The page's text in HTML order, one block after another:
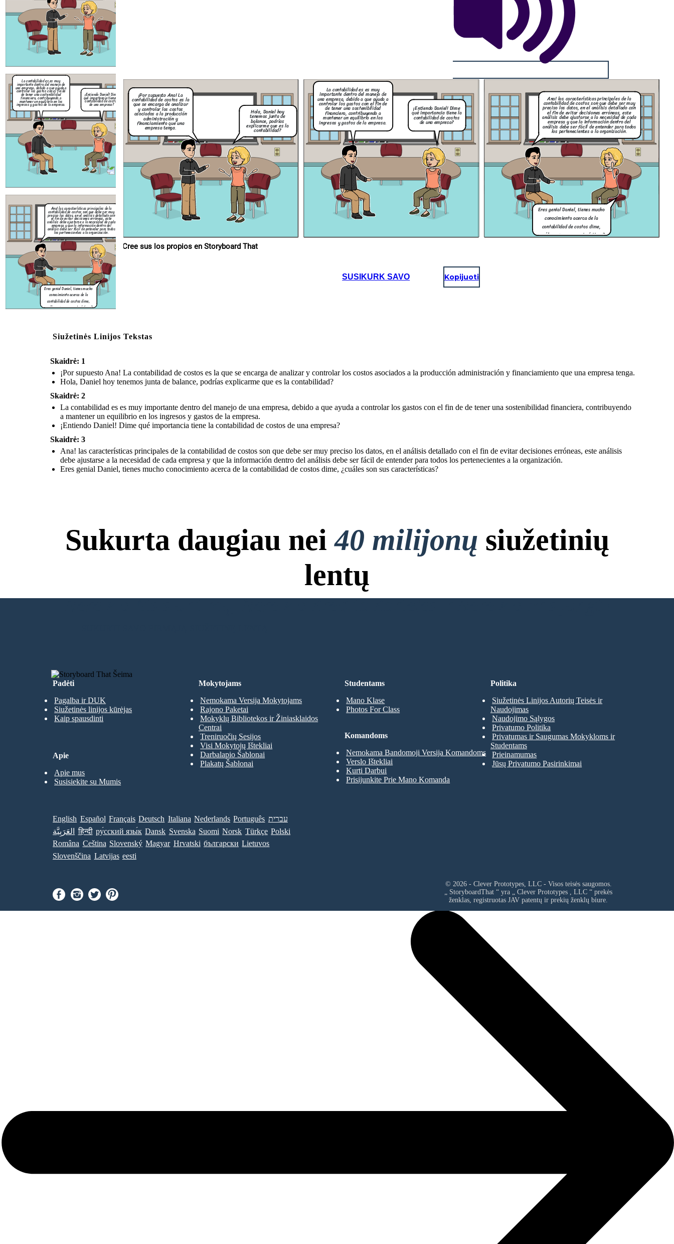
Cree sus los propios en Storyboard That
La contabilidad es es muy
importante dentro del manejo de
una empresa, debido a que ayuda a
controlar los gastos con el fin de
de tener una sostenibilidad
financiera, contribuyendo a
mantener un equilibrio en los
ingresos y gastos de la empresa.
¡Entiendo Daniel! Dime
qué importancia tiene la
contabilidad de costos
de una empresa?
Ana! las características principales de la
contabilidad de costos son que debe ser muy
preciso los datos, en el análisis detallado con
el fin de evitar decisiones erróneas, este
análisis debe ajustarse a la necesidad de cada
empresa y que la información dentro del
análisis debe ser fácil de entender para todos
los pertenecientes a la organización.
Eres genial Daniel, tienes mucho
conocimiento acerca de la
contabilidad de costos dime,
¿cuáles son sus características?
Ana! las características principales de la
contabilidad de costos son que debe ser muy
preciso los datos, en el análisis detallado con
el fin de evitar decisiones erróneas, este
análisis debe ajustarse a la necesidad de cada
empresa y que la información dentro del
análisis debe ser fácil de entender para todos
los pertenecientes a la organización.
Eres genial Daniel, tienes mucho
conocimiento acerca de la
contabilidad de costos dime,
¿cuáles son sus características?
Cree sus los propios en Storyboard That
¡Por supuesto Ana! La
contabilidad de costos es la
que se encarga de analizar
y controlar los costos
asociados a la producción
administración y
financiamiento que una
empresa tenga.
Hola, Daniel hoy
tenemos junta de
balance, podrías
explicarme que es la
contabilidad?
La contabilidad es es muy
importante dentro del manejo de
una empresa, debido a que ayuda a
controlar los gastos con el fin de
de tener una sostenibilidad
financiera, contribuyendo a
mantener un equilibrio en los
ingresos y gastos de la empresa.
¡Entiendo Daniel! Dime
qué importancia tiene la
contabilidad de costos
de una empresa?
Ana! las características principales de la
contabilidad de costos son que debe ser muy
preciso los datos, en el análisis detallado con
el fin de evitar decisiones erróneas, este
análisis debe ajustarse a la necesidad de cada
empresa y que la información dentro del
análisis debe ser fácil de entender para todos
los pertenecientes a la organización.
Eres genial Daniel, tienes mucho
conocimiento acerca de la
contabilidad de costos dime,
¿cuáles son sus características?
SUSIKURK SAVO Kopijuoti
Siužetinės Linijos Tekstas
Skaidrė: 1
¡Por supuesto Ana! La contabilidad de costos es la que se encarga de analizar y controlar los costos asociados a la producción administración y financiamiento que una empresa tenga.
Hola, Daniel hoy tenemos junta de balance, podrías explicarme que es la contabilidad?
Skaidrė: 2
La contabilidad es es muy importante dentro del manejo de una empresa, debido a que ayuda a controlar los gastos con el fin de de tener una sostenibilidad financiera, contribuyendo
a mantener un equilibrio en los ingresos y gastos de la empresa.
¡Entiendo Daniel! Dime qué importancia tiene la contabilidad de costos de una empresa?
Skaidrė: 3
Ana! las características principales de la contabilidad de costos son que debe ser muy preciso los datos, en el análisis detallado con el fin de evitar decisiones erróneas, este análisis
debe ajustarse a la necesidad de cada empresa y que la información dentro del análisis debe ser fácil de entender para todos los pertenecientes a la organización.
Eres genial Daniel, tienes mucho conocimiento acerca de la contabilidad de costos dime, ¿cuáles son sus características?
Sukurta daugiau nei40 milijonų siužetinių
lentų
Nereikia Atsisiuntimų, Nereikia Kredito Kortelės ir Nereikia Prisijungti!
Padėti
Pagalba ir DUK
Siužetinės linijos kūrėjas
Kaip spausdinti
Studentams
Mano Klase
Photos For Class
Mokytojams
Nemokama Versija Mokytojams
Rajono Paketai
Mokyklų Bibliotekos ir Žiniasklaidos
Centrai
Treniruočių Sesijos
Visi Mokytojų Ištekliai
Darbalapio Šablonai
Plakatų Šablonai
Komandoms
Nemokama Bandomoji Versija Komandoms
Verslo Ištekliai
Kurti Darbui
Prisijunkite Prie Mano Komanda
Apie
Apie mus
Susisiekite su Mumis
Politika
Siužetinės Linijos Autorių Teisės ir
Naudojimas
Naudojimo Sąlygos
Privatumo Politika
Privatumas ir Saugumas Mokykloms ir
Studentams
Prieinamumas
Jūsų Privatumo Pasirinkimai
English Español Français Deutsch Italiana Nederlands Português עברית
العَرَبِيَّة
हिन्दी ру́сский язы́к Dansk Svenska Suomi Norsk Türkçe Polski
Româna Ceština Slovenský Magyar Hrvatski български Lietuvos
Slovenščina Latvijas eesti
© 2026 - Clever Prototypes, LLC - Visos teisės saugomos.
„ StoryboardThat “ yra „ Clever Prototypes , LLC “ prekės
ženklas, registruotas JAV patentų ir prekių ženklų biure.